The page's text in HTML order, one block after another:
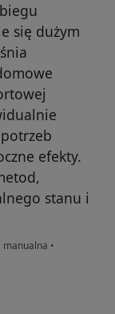
się dużym
efekty.
stanu i
manualna •